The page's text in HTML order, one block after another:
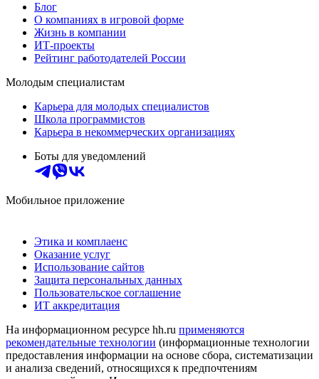
Блог
О компаниях в игровой форме
Жизнь в компании
ИТ-проекты
Рейтинг работодателей России
Молодым специалистам
Карьера для молодых специалистов
Школа программистов
Карьера в некоммерческих организациях
Боты для уведомлений
Мобильное приложение
Этика и комплаенс
Оказание услуг
Использование сайтов
Защита персональных данных
Пользовательское соглашение
ИТ аккредитация
На информационном ресурсе hh.ru применяются
рекомендательные технологии (информационные технологии
предоставления информации на основе сбора, систематизации
и анализа сведений, относящихся к предпочтениям